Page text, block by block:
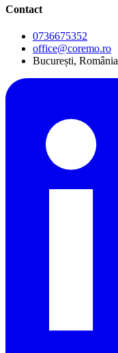
Contact
0736675352
office@coremo.ro
București, România